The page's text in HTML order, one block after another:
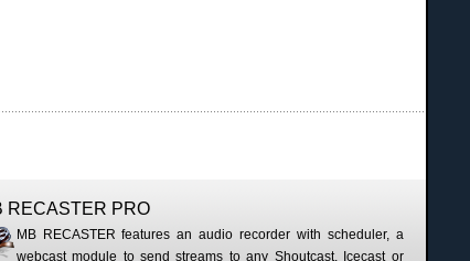
RECASTER PRO
MB RECASTER features an audio recorder with scheduler, a
webcast module to send streams to any Shoutcast, Icecast or